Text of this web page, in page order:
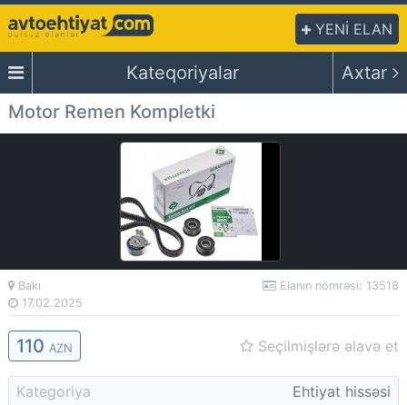
YENİ ELAN
Kateqoriyalar
Axtar
Motor Remen Kompletki
Bakı
17.02.2025
Elanın nömrəsi: 13518
110 AZN Seçilmişlərə əlavə et
Kategoriya
Ehtiyat hissəsi